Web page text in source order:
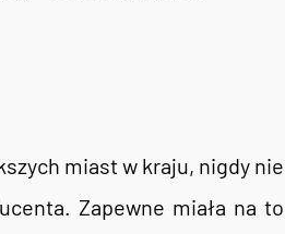
miast w kraju, nigdy nie
Zapewne miała na to